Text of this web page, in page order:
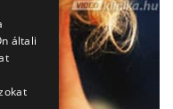
általi